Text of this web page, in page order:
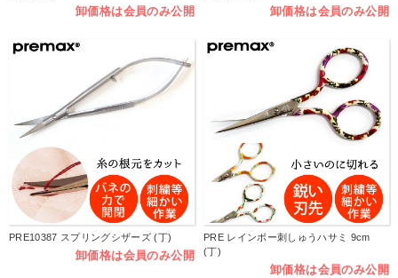
卸価格は会員のみ公開 卸価格は会員のみ公開
PRE10387 スプリングシザーズ (丁)
卸価格は会員のみ公開
PRE レインボー刺しゅうハサミ 9cm
(丁)
卸価格は会員のみ公開